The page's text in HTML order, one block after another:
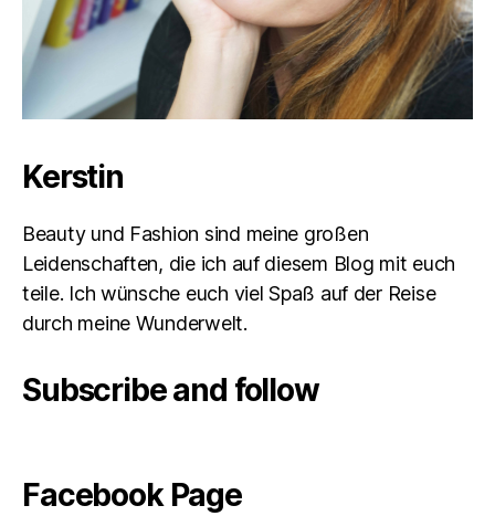
Kerstin
Beauty und Fashion sind meine großen
Leidenschaften, die ich auf diesem Blog mit euch
teile. Ich wünsche euch viel Spaß auf der Reise
durch meine Wunderwelt.
Subscribe and follow
Facebook Page